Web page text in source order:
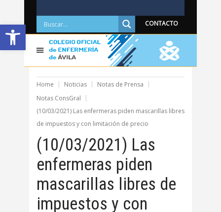
Abrir barra de herramientas CONTACTO
Home Noticias
Notas de Prensa
Notas ConsGral
(10/03/2021) Las enfermeras piden mascarillas libres
de impuestos y con limitación de precio
(10/03/2021) Las
enfermeras piden
mascarillas libres de
impuestos y con